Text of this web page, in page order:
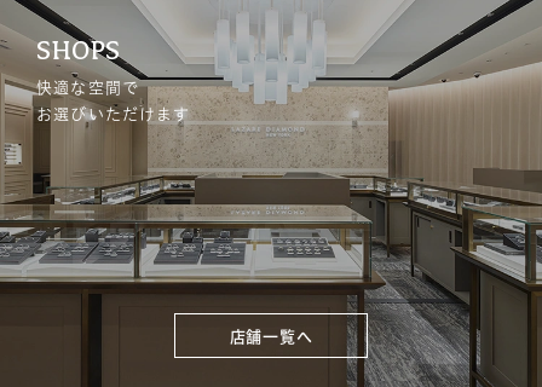
SHOPS
快適な空間で
お選びいただけます
店舗一覧へ